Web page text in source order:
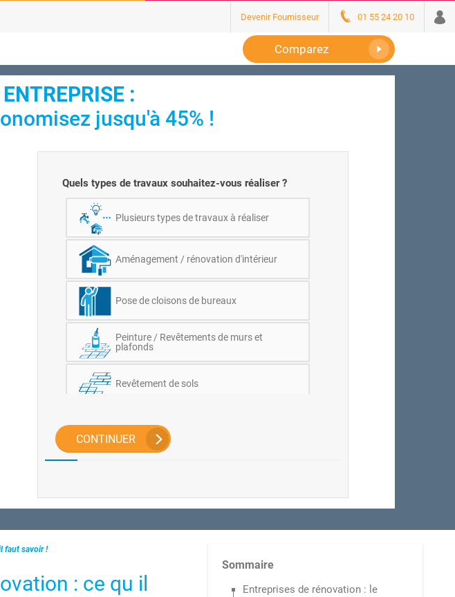
Devenir Fournisseur 01 55 24 20 10
Comparez
:
jusqu'à 45% !
Quels types de travaux souhaitez-vous réaliser ?
Plusieurs types de travaux à réaliser
Aménagement / rénovation d'intérieur
Pose de cloisons de bureaux
Peinture / Revêtements de murs et
plafonds
Revêtement de sols
Electricité / Luminaires / Eclairage
Menuiserie / Porte / Fenêtre
Câblage de réseaux
CONTINUER
faut savoir !
: ce qu il
Sommaire
Entreprises de rénovation : le